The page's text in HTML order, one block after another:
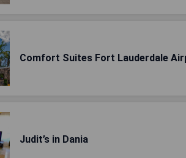
Comfort Suites Fort Lauderdale
Judit’s in Dania